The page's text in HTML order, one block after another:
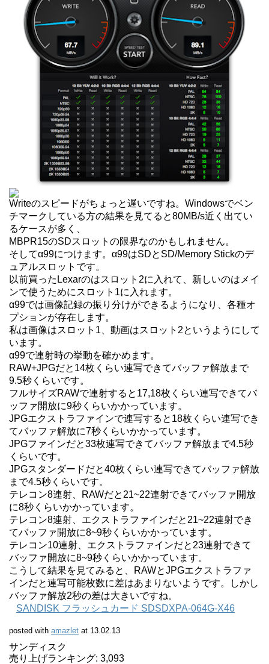
Writeのスピードがちょっと遅いですね。Windowsでベン
チマークしている方の結果を見てると80MB/s近く出てい
るケースが多く、
MBPR15のSDスロットの限界なのかもしれません。
そしてα99につけます。α99はSDとSD/Memory Stickのデ
ュアルスロットです。
以前買ったLexarのはスロット2に入れて、新しいのはメイ
ンで使うためにスロット1に入れます。
α99では画像記録の振り分けができるようになり、各種オ
プションが存在します。
私は画像はスロット1、動画はスロット2というようにして
います。
α99で連射時の挙動を確かめます。
RAW+JPGだと14枚くらい連写できてバッファ解放まで
9.5秒くらいです。
フルサイズRAWで連射すると17,18枚くらい連写できてバ
ッファ開放に9秒くらいかかっています。
JPGエクストラファインで連写すると18枚くらい連写でき
てバッファ解放に7秒くらいかかっています。
JPGファインだと33枚連写できてバッファ解放まで4.5秒
くらいです。
JPGスタンダードだと40枚くらい連写できてバッファ解放
まで4.5秒くらいです。
テレコン8連射、RAWだと21~22連射できてバッファ開放
に8秒くらいかかっています。
テレコン8連射、エクストラファインだと21~22連射でき
てバッファ開放に8~9秒くらいかかっています。
テレコン10連射、エクストラファインだと23連射できて
バッファ開放に8~9秒くらいかかっています。
こうして結果を見てみると、RAWとJPGエクストラファ
インだと連写可能枚数に差はあまりないようです。しかし
バッファ解放2秒の差は大きいですね。
SANDISK フラッシュカード SDSDXPA-064G-X46
posted with amazlet at 13.02.13
サンディスク
売り上げランキング: 3,093